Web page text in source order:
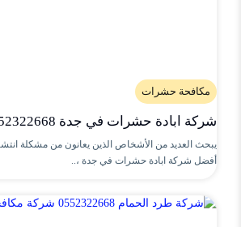
مكافحة حشرات
شركة ابادة حشرات في جدة 0552322668
يبحث العديد من الأشخاص الذين يعانون من مشكلة
أفضل شركة ابادة حشرات في جدة ،..